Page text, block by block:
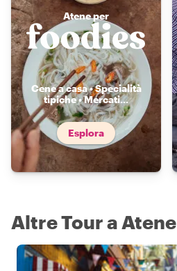
Atene per
Cene a casa • Specialità
tipiche • Mercati...
Esplora
Altre Tour a Atene